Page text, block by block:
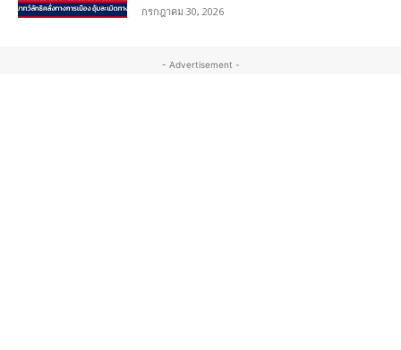
กรกฎาคม 30, 2026
- Advertisement -